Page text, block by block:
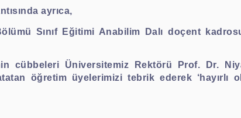
ayrıca,
Sınıf Eğitimi Anabilim Dalıdoçent
cübbeleri Üniversitemiz Rektörü Prof. Dr.
öğretim üyelerimizi tebrik ederek ‘hayırlı